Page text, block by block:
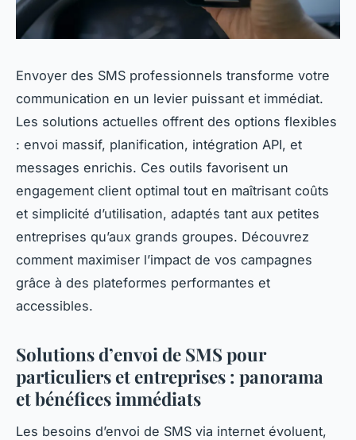
Envoyer des SMS professionnels transforme votre
communication en un levier puissant et immédiat.
Les solutions actuelles offrent des options flexibles
: envoi massif, planification, intégration API, et
messages enrichis. Ces outils favorisent un
engagement client optimal tout en maîtrisant coûts
et simplicité d’utilisation, adaptés tant aux petites
entreprises qu’aux grands groupes. Découvrez
comment maximiser l’impact de vos campagnes
grâce à des plateformes performantes et
accessibles.
Solutions d’envoi de SMS pour
particuliers et entreprises : panorama
et bénéfices immédiats
Les besoins d’envoi de SMS via internet évoluent,